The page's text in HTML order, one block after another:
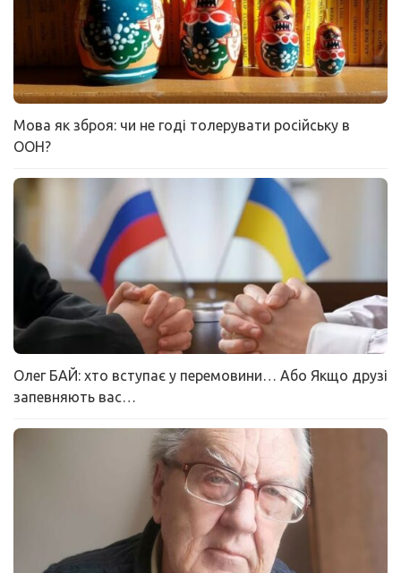
Мова як зброя: чи не годі толерувати російську в
ООН?
Олег БАЙ: хто вступає у перемовини… Або Якщо друзі
запевняють вас…